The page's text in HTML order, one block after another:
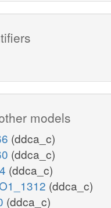
models
(ddca_c)
(ddca_c)
(ddca_c)
(ddca_c)
(ddca_c)